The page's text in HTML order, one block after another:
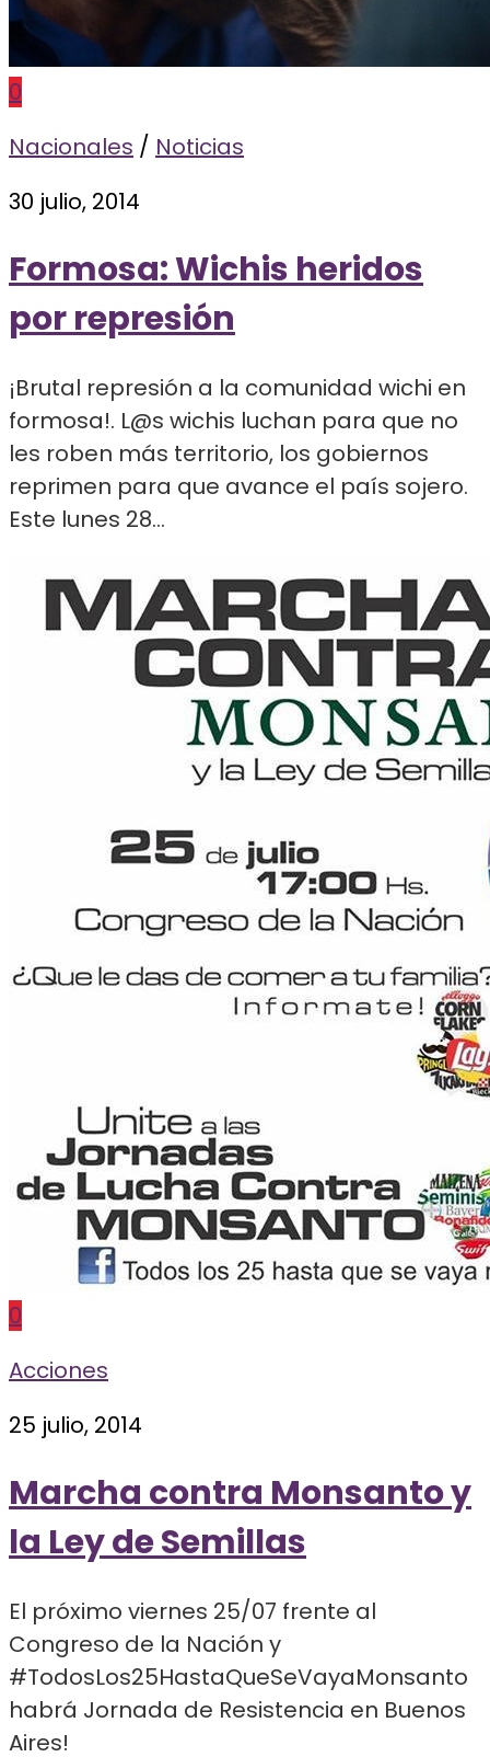
0
Nacionales / Noticias
30 julio, 2014
Formosa: Wichis heridos
por represión
¡Brutal represión a la comunidad wichi en
formosa!. L@s wichis luchan para que no
les roben más territorio, los gobiernos
reprimen para que avance el país sojero.
Este lunes 28...
0
Acciones
25 julio, 2014
Marcha contra Monsanto y
la Ley de Semillas
El próximo viernes 25/07 frente al
Congreso de la Nación y
#TodosLos25HastaQueSeVayaMonsanto
habrá Jornada de Resistencia en Buenos
Aires!